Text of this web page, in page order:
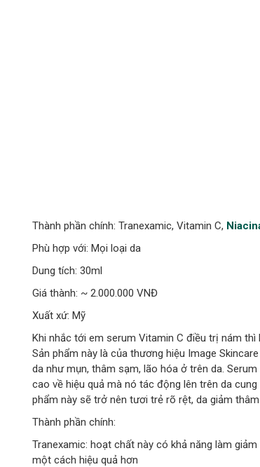
Thành phần chính: Tranexamic, Vitamin C,
Phù hợp với: Mọi loại da
Dung tích: 30ml
Giá thành: ~ 2.000.000 VNĐ
Xuất xứ: Mỹ
Khi nhắc tới em serum Vitamin C điều trị nám
Sản phẩm này là của thương hiệu Image
da như mụn, thâm sạm, lão hóa ở trên da.
cao về hiệu quả mà nó tác động lên trên da
phẩm này sẽ trở nên tươi trẻ rõ rệt, da giảm
Thành phần chính:
Tranexamic: hoạt chất này có khả năng làm
một cách hiệu quả hơn